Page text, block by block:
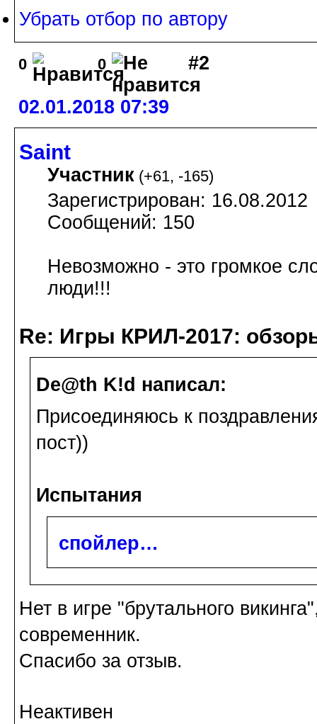
Убрать отбор по автору
0 0 #2
02.01.2018 07:39
Saint
Участник (+61, -165)
Зарегистрирован: 16.08.2012
Сообщений: 150
Невозможно - это громкое
люди!!!
Re: Игры КРИЛ-2017:
De@th K!d написал:
Присоединяюсь к
пост))
Испытания
спойлер…
Нет в игре "брутального
современник.
Спасибо за отзыв.
Неактивен